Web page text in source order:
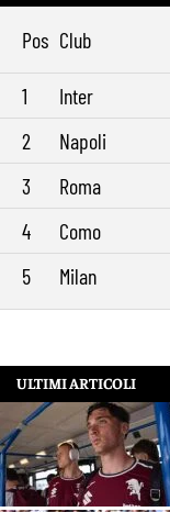
Pos Club
1 Inter
2
Napoli
3
Roma
4
Como
5
Milan
ULTIMI ARTICOLI